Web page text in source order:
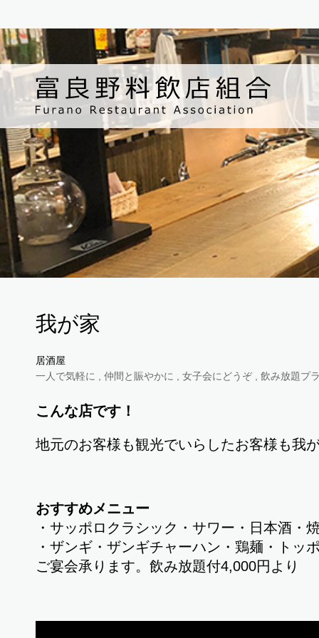
我が家
居酒屋
一人で気軽に , 仲間と賑やかに , 女子会にどうぞ , 飲み放題プ
こんな店です！
地元のお客様も観光でいらしたお客様も我
おすすめメニュー
・サッポロクラシック・サワー・日本酒・
・ザンギ・ザンギチャーハン・鶏麺・トッ
ご宴会承ります。飲み放題付4,000円より